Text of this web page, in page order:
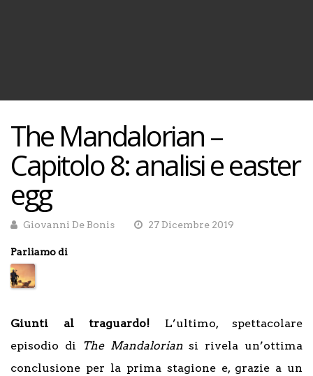
The Mandalorian –
Capitolo 8: analisi e easter
egg
Giovanni De Bonis 27 Dicembre 2019
Parliamo di
Giunti al traguardo! L’ultimo, spettacolare
episodio di
The Mandaloriansi rivela un’ottima
conclusione per la prima stagione e, grazie a un